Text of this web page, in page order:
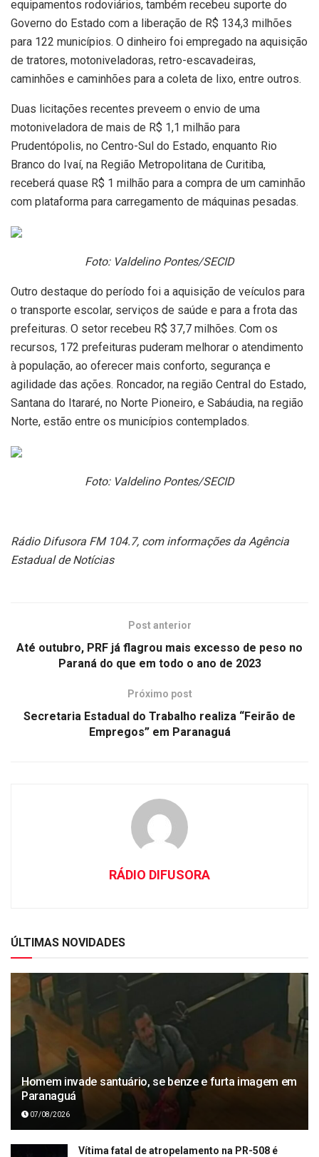
equipamentos rodoviários, também recebeu suporte do
Governo do Estado com a liberação de R$ 134,3 milhões
para 122 municípios. O dinheiro foi empregado na aquisição
de tratores, motoniveladoras, retro-escavadeiras,
caminhões e caminhões para a coleta de lixo, entre outros.
Duas licitações recentes preveem o envio de uma
motoniveladora de mais de R$ 1,1 milhão para
Prudentópolis, no Centro-Sul do Estado, enquanto Rio
Branco do Ivaí, na Região Metropolitana de Curitiba,
receberá quase R$ 1 milhão para a compra de um caminhão
com plataforma para carregamento de máquinas pesadas.
Foto: Valdelino Pontes/SECID
Outro destaque do período foi a aquisição de veículos para
o transporte escolar, serviços de saúde e para a frota das
prefeituras. O setor recebeu R$ 37,7 milhões. Com os
recursos, 172 prefeituras puderam melhorar o atendimento
à população, ao oferecer mais conforto, segurança e
agilidade das ações. Roncador, na região Central do Estado,
Santana do Itararé, no Norte Pioneiro, e Sabáudia, na região
Norte, estão entre os municípios contemplados.
Foto: Valdelino Pontes/SECID
Rádio Difusora FM 104.7, com informações da Agência
Estadual de Notícias
Post anterior
Até outubro, PRF já flagrou mais excesso de peso no
Paraná do que em todo o ano de 2023
Próximo post
Secretaria Estadual do Trabalho realiza “Feirão de
Empregos” em Paranaguá
RÁDIO DIFUSORA
ÚLTIMAS NOVIDADES
Homem invade santuário, se benze e furta imagem em
Paranaguá
07/08/2026
Vítima fatal de atropelamento na PR-508 é